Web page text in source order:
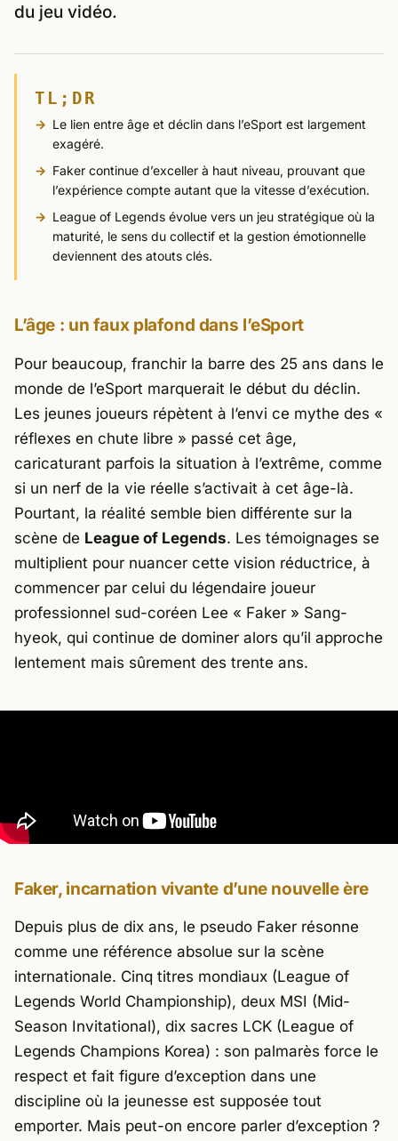
du jeu vidéo.
TL;DR
Le lien entre âge et déclin dans l’eSport est largement
exagéré.
Faker continue d’exceller à haut niveau, prouvant que
l’expérience compte autant que la vitesse d’exécution.
League of Legends évolue vers un jeu stratégique où la
maturité, le sens du collectif et la gestion émotionnelle
deviennent des atouts clés.
L’âge : un faux plafond dans l’eSport
Pour beaucoup, franchir la barre des 25 ans dans le
monde de l’eSport marquerait le début du déclin.
Les jeunes joueurs répètent à l’envi ce mythe des «
réflexes en chute libre » passé cet âge,
caricaturant parfois la situation à l’extrême, comme
si un nerf de la vie réelle s’activait à cet âge-là.
Pourtant, la réalité semble bien différente sur la
scène de League of Legends. Les témoignages se
multiplient pour nuancer cette vision réductrice, à
commencer par celui du légendaire joueur
professionnel sud-coréen Lee « Faker » Sang-
hyeok, qui continue de dominer alors qu’il approche
lentement mais sûrement des trente ans.
Faker, incarnation vivante d’une nouvelle ère
Depuis plus de dix ans, le pseudo Faker résonne
comme une référence absolue sur la scène
internationale. Cinq titres mondiaux (League of
Legends World Championship), deux MSI (Mid-
Season Invitational), dix sacres LCK (League of
Legends Champions Korea) : son palmarès force le
respect et fait figure d’exception dans une
discipline où la jeunesse est supposée tout
emporter. Mais peut-on encore parler d’exception ?